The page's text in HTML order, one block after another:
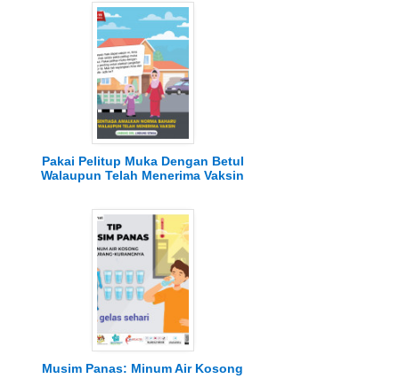
Pakai Pelitup Muka Dengan Betul
Walaupun Telah Menerima Vaksin
Musim Panas: Minum Air Kosong